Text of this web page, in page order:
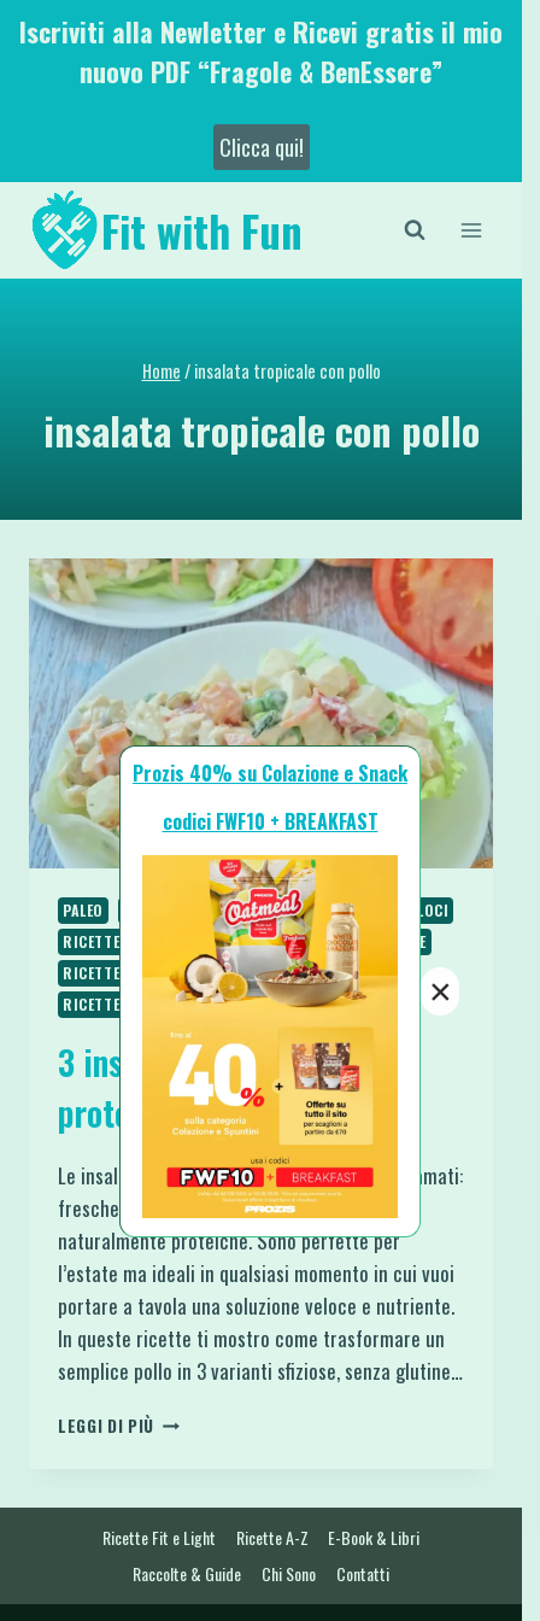
SaltaIscriviti alla Newletter e Ricevi gratis il mio
nuovo PDF “Fragole & BenEssere”
Clicca qui!
Fit with Fun
Home/ insalata tropicale con pollo
insalata tropicale con pollo
PALEO PIATTI FREDDI PIATTI UNICI
PIATTI VELOCI
RICETTE
RICETTE LOW CARB
RICETTE PROTEICHE
RICETTE SALATE
RICETTE SENZA BURRO
RICETTE SENZA GLUTINE
3 insalate di pollo fredde
proteiche e senza glutine
Le insalate di pollo sono tra i piatti unici più amati:
fresche, leggere, facili da preparare e
naturalmente proteiche. Sono perfette per
l’estate ma ideali in qualsiasi momento in cui vuoi
portare a tavola una soluzione veloce e nutriente.
In queste ricette ti mostro come trasformare un
semplice pollo in 3 varianti sfiziose, senza glutine…
LEGGI DI PIÙ
PROTEICHE
E
Ricette Fit e Light Ricette A-Z
E-Book & Libri
Raccolte & Guide
Chi Sono Contatti
Prozis 40% su Colazione e Snack
codici FWF10 + BREAKFAST
×